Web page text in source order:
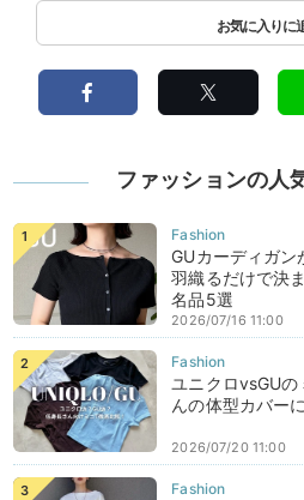
ファッションの人
GUカーディガ
羽織るだけで決
名品5選
2026/07/16 11:00
ユニクロvsGUの
んの体型カバー
2026/07/20 11:00